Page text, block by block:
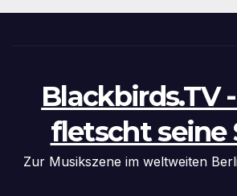
Blackbirds.TV
fletscht seine
Zur Musikszene im weltweiten